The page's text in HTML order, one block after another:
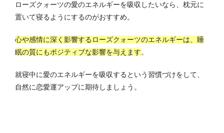
ローズクォーツの愛のエネルギーを吸収したいなら、枕元に
置いて寝るようにするのがおすすめ。
心や感情に深く影響するローズクォーツのエネルギーは、睡
眠の質にもポジティブな影響を与えます。
就寝中に愛のエネルギーを吸収するという習慣づけをして、
自然に恋愛運アップに期待しましょう。